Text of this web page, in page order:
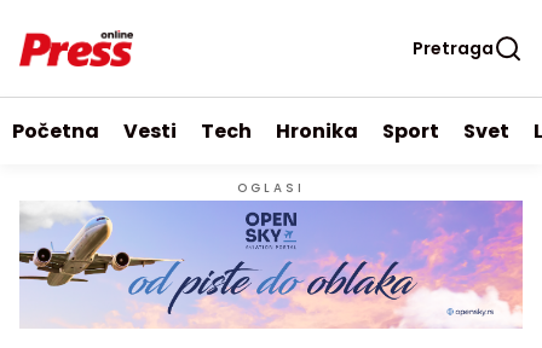
Pretraga
Početna Vesti Tech Hronika Sport Svet
OGLASI